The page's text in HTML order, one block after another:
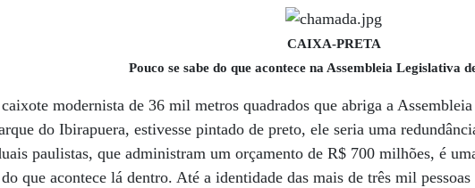
CAIXA-PRETA
Pouco se sabe do que acontece na Assembleia Legislativa
caixote modernista de 36 mil metros quadrados que abriga a
do Ibirapuera, estivesse pintado de preto, ele seria uma
paulistas, que administram um orçamento de R$ 700 milhões, é
do que acontece lá dentro. Até a identidade das mais de três mil